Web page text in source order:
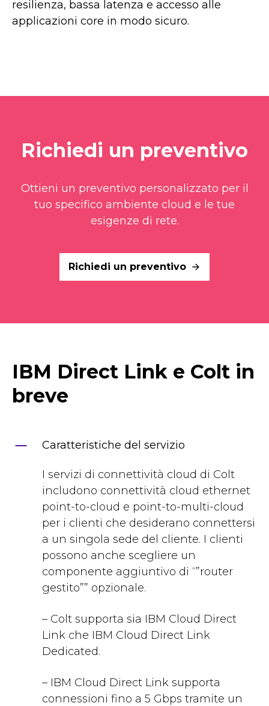
resilienza, bassa latenza e accesso alle
applicazioni core in modo sicuro.
Richiedi un preventivo
Ottieni un preventivo personalizzato per il
tuo specifico ambiente cloud e le tue
esigenze di rete.
Richiedi un preventivo
IBM Direct Link e Colt in
breve
Caratteristiche del servizio
I servizi di connettività cloud di Colt
includono connettività cloud ethernet
point-to-cloud e point-to-multi-cloud
per i clienti che desiderano connettersi
a un singola sede del cliente. I clienti
possono anche scegliere un
componente aggiuntivo di “”router
gestito”” opzionale.
– Colt supporta sia IBM Cloud Direct
Link che IBM Cloud Direct Link
Dedicated.
– IBM Cloud Direct Link supporta
connessioni fino a 5 Gbps tramite un